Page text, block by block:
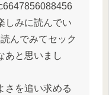
しみに読んでい
んでみてセック
あと思いまし
さを追い求める